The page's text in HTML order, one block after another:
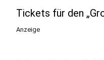
Tickets für den
Anzeige